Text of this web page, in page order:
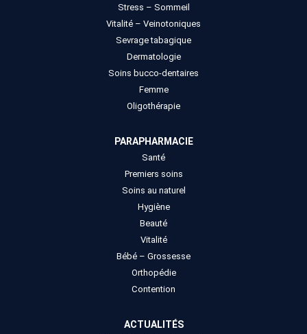
Stress – Sommeil
Vitalité – Veinotoniques
Sevrage tabagique
Dermatologie
Soins bucco-dentaires
Femme
Oligothérapie
PARAPHARMACIE
Santé
Premiers soins
Soins au naturel
Hygiène
Beauté
Vitalité
Bébé – Grossesse
Orthopédie
Contention
ACTUALITÉS